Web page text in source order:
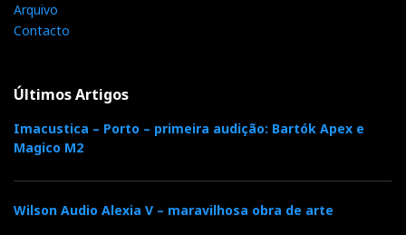
Arquivo
Contacto
Últimos Artigos
Imacustica – Porto – primeira audição: Bartók Apex e
Magico M2
Wilson Audio Alexia V – maravilhosa obra de arte